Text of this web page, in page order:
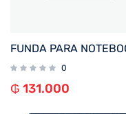
0
₲ 131.000